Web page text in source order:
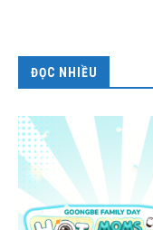
ĐỌC NHIỀU